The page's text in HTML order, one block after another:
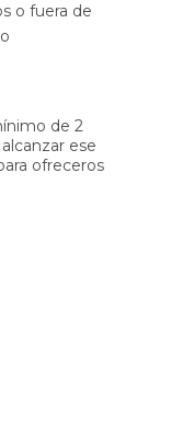
que
especial a
principal te
en los
típicos
duda aquí podrás
la experiencia
chilena llevan
este
de vuelta
o fuera de
de 2
ese
ofreceros